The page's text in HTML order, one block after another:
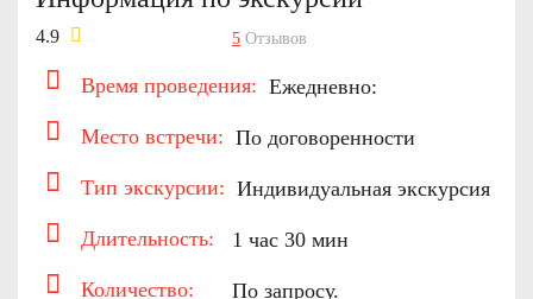
4.9 5 Отзывов
Время проведения: Ежедневно:
Место встречи: По договоренности
Тип экскурсии: Индивидуальная экскурсия
Длительность: 1 час 30 мин
Количество: По запросу.